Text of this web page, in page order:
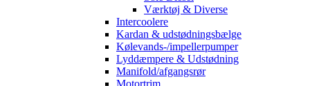
Værktøj & Diverse
Intercoolere
Kardan & udstødningsbælge
Kølevands-/impellerpumper
Lyddæmpere & Udstødning
Manifold/afgangsrør